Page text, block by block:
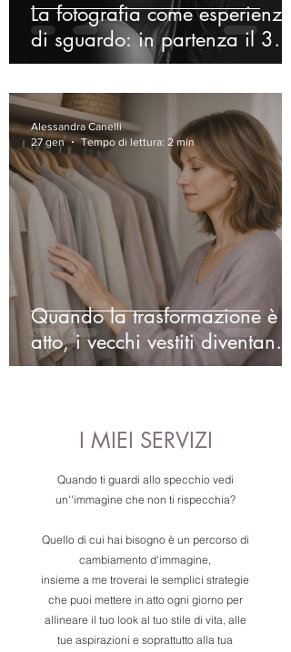
La fotografia come esperienza
di sguardo: in partenza il 30°
corso di Jesús Castellano
Quando la trasformazione è in
atto, i vecchi vestiti diventano
una gabbia
Alessandra Canelli
27 gen
Tempo di lettura: 2 min
I MIEI SERVIZI
Quando ti guardi allo specchio vedi
un''immagine che non ti rispecchia?
Quello di cui hai bisogno è un percorso di
cambiamento d'immagine,
insieme a me troverai le semplici strategie
che puoi mettere in atto ogni giorno per
allineare il tuo look al tuo stile di vita, alle
tue aspirazioni e soprattutto alla tua